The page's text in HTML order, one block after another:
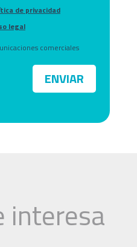
de privacidad
legal
comerciales
ENVIAR
interesa